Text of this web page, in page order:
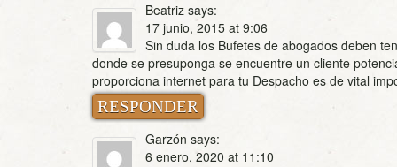
Beatriz says:
17 junio, 2015 at 9:06
Sin duda los Bufetes de abogados deben
donde se presuponga se encuentre un cliente
proporciona internet para tu Despacho es de vital
RESPONDER
Garzón says:
6 enero, 2020 at 11:10